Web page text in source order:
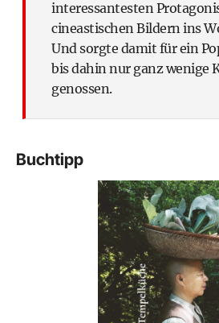
interessantesten
cineastischen Bildern ins
Und sorgte damit für ein
bis dahin nur ganz wenige
genossen.
Buchtipp